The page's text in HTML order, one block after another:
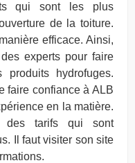
qui sont les plus
de la toiture.
efficace. Ainsi,
experts pour faire
hydrofuges.
faire confiance à ALB
en la matière.
des tarifs qui sont
Il faut visiter son site